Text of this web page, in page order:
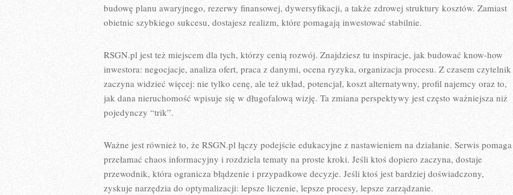
budowę planu awaryjnego, rezerwy finansowej, dywersyfikacji, a także zdrowej struktury kosztów. Zamiast
obietnic szybkiego sukcesu, dostajesz realizm, które pomagają inwestować stabilnie.
RSGN.pl jest też miejscem dla tych, którzy cenią rozwój. Znajdziesz tu inspiracje, jak budować know-how
inwestora: negocjacje, analiza ofert, praca z danymi, ocena ryzyka, organizacja procesu. Z czasem czytelnik
zaczyna widzieć więcej: nie tylko cenę, ale też układ, potencjał, koszt alternatywny, profil najemcy oraz to,
jak dana nieruchomość wpisuje się w długofalową wizję. Ta zmiana perspektywy jest często ważniejsza niż
pojedynczy “trik”.
Ważne jest również to, że RSGN.pl łączy podejście edukacyjne z nastawieniem na działanie. Serwis pomaga
przełamać chaos informacyjny i rozdziela tematy na proste kroki. Jeśli ktoś dopiero zaczyna, dostaje
przewodnik, która ogranicza błądzenie i przypadkowe decyzje. Jeśli ktoś jest bardziej doświadczony,
zyskuje narzędzia do optymalizacji: lepsze liczenie, lepsze procesy, lepsze zarządzanie.